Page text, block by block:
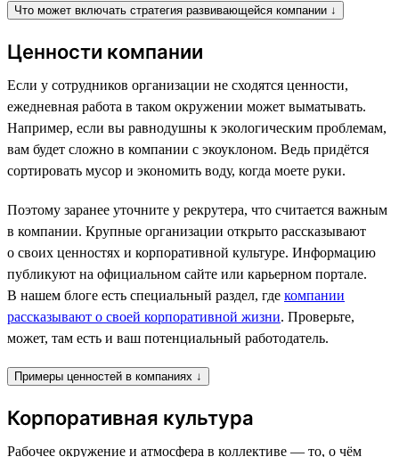
Что может включать стратегия развивающейся компании ↓
Ценности компании
Если у сотрудников организации не сходятся ценности,
ежедневная работа в таком окружении может выматывать.
Например, если вы равнодушны к экологическим проблемам,
вам будет сложно в компании с экоуклоном. Ведь придётся
сортировать мусор и экономить воду, когда моете руки.
Поэтому заранее уточните у рекрутера, что считается важным
в компании. Крупные организации открыто рассказывают
о своих ценностях и корпоративной культуре. Информацию
публикуют на официальном сайте или карьерном портале.
В нашем блоге есть специальный раздел, где компании
рассказывают о своей корпоративной жизни. Проверьте,
может, там есть и ваш потенциальный работодатель.
Примеры ценностей в компаниях ↓
Корпоративная культура
Рабочее окружение и атмосфера в коллективе — то, о чём